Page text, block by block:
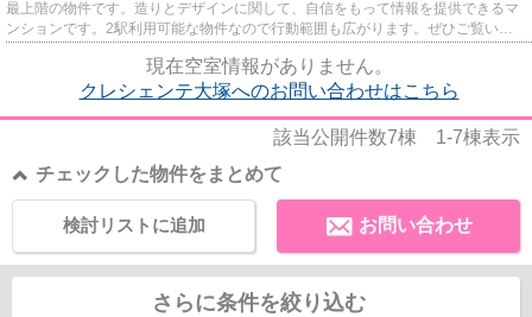
最上階の物件です。造りとデザインに関して、自信をもって情報を提供できるマ
ンションです。2駅利用可能な物件なので行動範囲も広がります。ぜひご覧いた
現在空室情報がありません。
クレシェンテ大塚へのお問い合わせはこちら
該当公開件数7棟 1-7棟表示
チェックした物件をまとめて
お問い合わせ
検討リストに追加
さらに条件を絞り込む